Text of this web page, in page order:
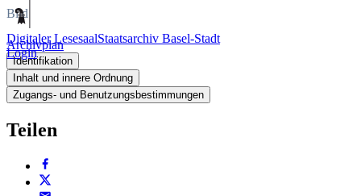
Digitaler LesesaalStaatsarchiv Basel-Stadt
Login
Bild
Archivplan
Identifikation
Inhalt und innere Ordnung
Zugangs- und Benutzungsbestimmungen
Teilen